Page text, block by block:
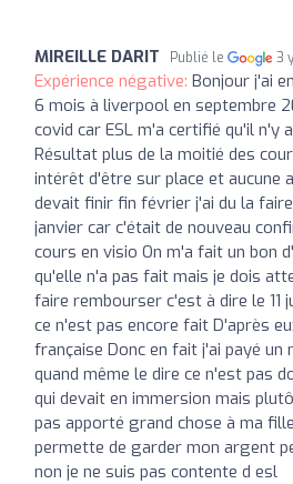
MIREILLE DARIT Publié le 3
Expérience négative: Bonjour j'ai
6 mois à liverpool en septembre
covid car ESL m'a certifié qu'il n'y
Résultat plus de la moitié des
intérêt d'être sur place et aucune
devait finir fin février j'ai du la
janvier car c'était de nouveau
cours en visio On m'a fait un bon
qu'elle n'a pas fait mais je dois
faire rembourser c'est à dire le 11
ce n'est pas encore fait D'après
française Donc en fait j'ai payé
quand même le dire ce n'est pas
qui devait en immersion mais
pas apporté grand chose à ma
permette de garder mon argent
non je ne suis pas contente d esl